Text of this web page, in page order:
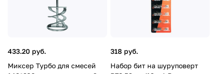
433.20 руб.
Миксер Турбо для смесей
318 руб.
Набор бит на шуруповерт